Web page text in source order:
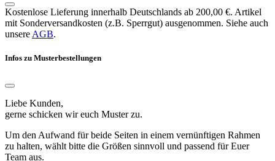
Kostenlose Lieferung innerhalb Deutschlands ab 200,00 €. Artikel
mit Sonderversandkosten (z.B. Sperrgut) ausgenommen. Siehe auch
unsere AGB.
Infos zu Musterbestellungen
Liebe Kunden,
gerne schicken wir euch Muster zu.
Um den Aufwand für beide Seiten in einem vernünftigen Rahmen
zu halten, wählt bitte die Größen sinnvoll und passend für Euer
Team aus.